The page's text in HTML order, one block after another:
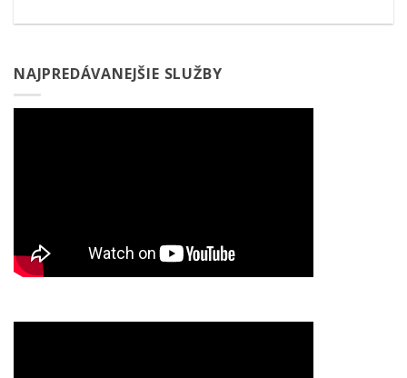
NAJPREDÁVANEJŠIE SLUŽBY